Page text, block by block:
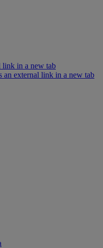
link in a new tab
an external link in a new tab